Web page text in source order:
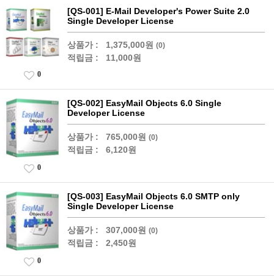
[QS-001] E-Mail Developer's Power Suite 2.0
Single Developer License
상품가 : 1,375,000원 (0)
적립금 : 11,000원
0
[QS-002] EasyMail Objects 6.0 Single
Developer License
상품가 : 765,000원 (0)
적립금 : 6,120원
0
[QS-003] EasyMail Objects 6.0 SMTP only
Single Developer License
상품가 : 307,000원 (0)
적립금 : 2,450원
0